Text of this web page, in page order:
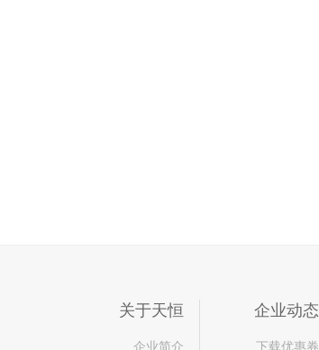
关于天恒
企业简介
企业动态
下载优惠券